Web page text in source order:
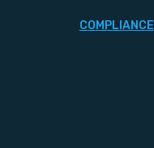
COMPLIANCE